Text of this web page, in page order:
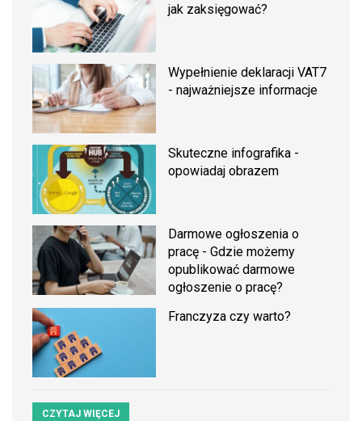
jak zaksięgować?
Wypełnienie deklaracji VAT7
- najważniejsze informacje
Skuteczne infografika -
opowiadaj obrazem
Darmowe ogłoszenia o
pracę - Gdzie możemy
opublikować darmowe
ogłoszenie o pracę?
Franczyza czy warto?
CZYTAJ WIĘCEJ